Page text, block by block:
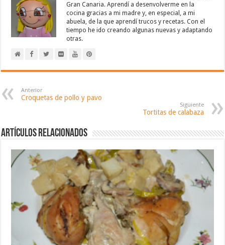
Gran Canaria. Aprendí a desenvolverme en la
cocina gracias a mi madre y, en especial, a mi
abuela, de la que aprendí trucos y recetas. Con el
tiempo he ido creando algunas nuevas y adaptando
otras.
Anterior
Croquetas de pollo y pavo
Siguiente
Tortitas de calabaza
Artículos relacionados